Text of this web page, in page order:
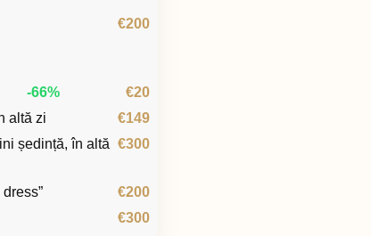
€200
-66%
€20
altă zi
€149
ședință, în altă €300
€200
€300